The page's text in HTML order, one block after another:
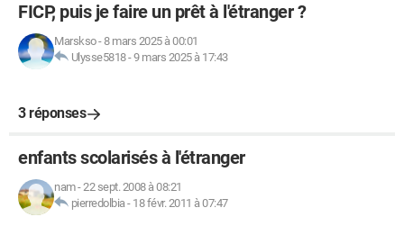
FICP, puis je faire un prêt à l'étranger ?
Marskso-8 mars 2025 à 00:01
Ulysse5818-9 mars 2025 à 17:43
3 réponses
enfants scolarisés à l'étranger
nam-22 sept. 2008 à 08:21
pierredolbia- 18 févr. 2011 à 07:47